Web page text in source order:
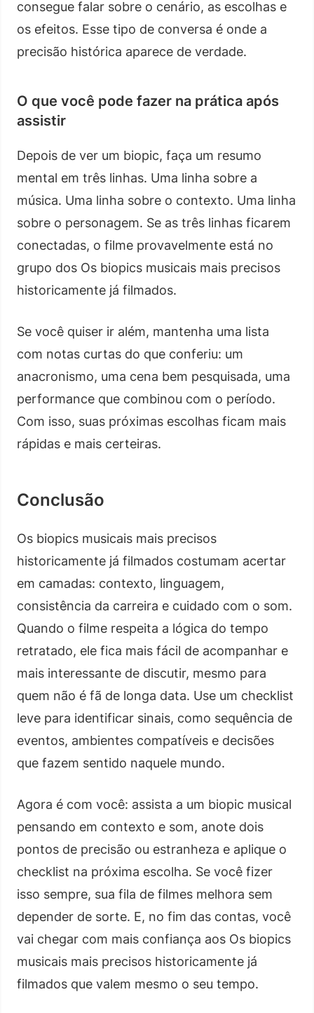
consegue falar sobre o cenário, as escolhas e
os efeitos. Esse tipo de conversa é onde a
precisão histórica aparece de verdade.
O que você pode fazer na prática após
assistir
Depois de ver um biopic, faça um resumo
mental em três linhas. Uma linha sobre a
música. Uma linha sobre o contexto. Uma linha
sobre o personagem. Se as três linhas ficarem
conectadas, o filme provavelmente está no
grupo dos Os biopics musicais mais precisos
historicamente já filmados.
Se você quiser ir além, mantenha uma lista
com notas curtas do que conferiu: um
anacronismo, uma cena bem pesquisada, uma
performance que combinou com o período.
Com isso, suas próximas escolhas ficam mais
rápidas e mais certeiras.
Conclusão
Os biopics musicais mais precisos
historicamente já filmados costumam acertar
em camadas: contexto, linguagem,
consistência da carreira e cuidado com o som.
Quando o filme respeita a lógica do tempo
retratado, ele fica mais fácil de acompanhar e
mais interessante de discutir, mesmo para
quem não é fã de longa data. Use um checklist
leve para identificar sinais, como sequência de
eventos, ambientes compatíveis e decisões
que fazem sentido naquele mundo.
Agora é com você: assista a um biopic musical
pensando em contexto e som, anote dois
pontos de precisão ou estranheza e aplique o
checklist na próxima escolha. Se você fizer
isso sempre, sua fila de filmes melhora sem
depender de sorte. E, no fim das contas, você
vai chegar com mais confiança aos Os biopics
musicais mais precisos historicamente já
filmados que valem mesmo o seu tempo.